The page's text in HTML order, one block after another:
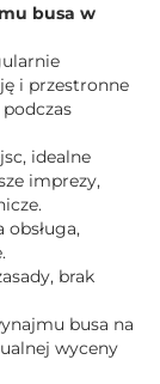
busa w
i przestronne
idealne
imprezy,
brak
busa na
wyceny